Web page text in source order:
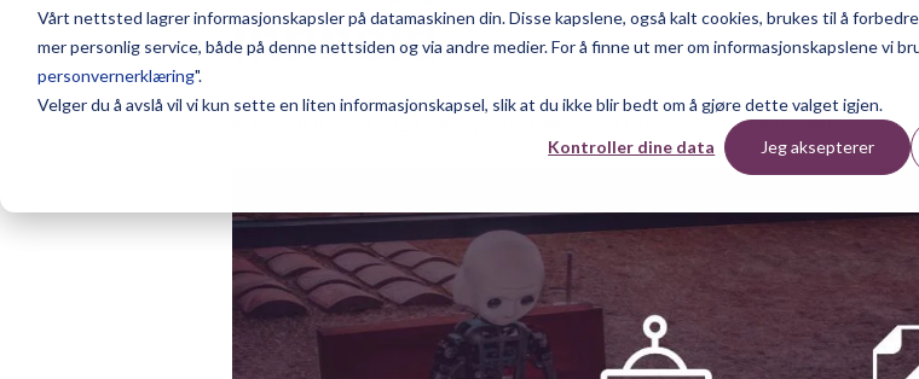
Vårt nettsted lagrer informasjonskapsler på datamaskinen din. Disse kapslene, også kalt cookies, brukes til å
mer personlig service, både på denne nettsiden og via andre medier. For å finne ut mer om informasjonskapslene vi
personvernerklæring".
Velger du å avslå vil vi kun sette en liten informasjonskapsel, slik at du ikke blir bedt om å gjøre dette valget igjen.
Kontroller dine data Jeg aksepterer
innhold
Publisert 8. april 2024 | av Yvonne Røiseland Urke – 4 minutter lesetid.